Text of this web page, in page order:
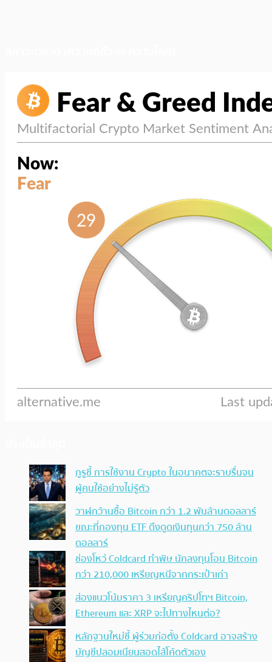
กูรูชี้ การใช้งาน Crypto ในอนาคตจะราบรื่นจน
ผู้คนใช้อย่างไม่รู้ตัว
วาฬกว้านซื้อ Bitcoin กว่า 1.2 พันล้านดอลลาร์
ขณะที่กองทุน ETF ดึงดูดเงินทุนกว่า 750 ล้าน
ดอลลาร์
ช่องโหว่ Coldcard ทำพิษ นักลงทุนโอน Bitcoin
กว่า 210,000 เหรียญหนีจากกระเป๋าเก่า
ส่องแนวโน้มราคา 3 เหรียญคริปโทฯ Bitcoin,
Ethereum และ XRP จะไปทางไหนต่อ?
หลักฐานใหม่ชี้ ผู้ร่วมก่อตั้ง Coldcard อาจสร้าง
บัญชีปลอมเนียนสอดไส้โค้ดตัวเอง